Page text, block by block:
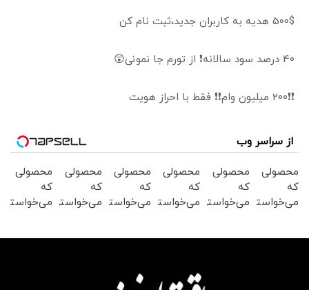
500$ هدیه به کاربران جدید،ثبت نام کن
40 درصد سود سالانه❗ از تورم جا نمونی😲
❗❗200 میلیون وام❗❗ فقط با احراز هویت
از سراسر وب
محصولی
که
می‌خواستی
محصولی
که
می‌خواستی
محصولی
که
می‌خواستی
بخر !
محصولی
که
می‌خواستی
بخر !
محصولی
که
می‌خواستی
محصولی
که
می‌خواستی